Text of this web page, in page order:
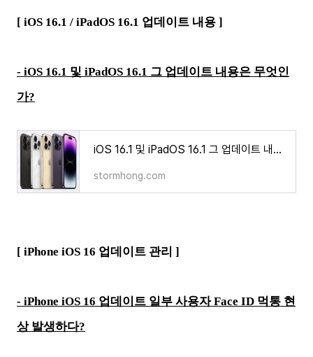
[ iOS 16.1 / iPadOS 16.1 업데이트 내용 ]
- iOS 16.1 및 iPadOS 16.1 그 업데이트 내용은 무엇인
가?
iOS 16.1 및 iPadOS 16.1 그 업데이트 내용은 무엇인가?
stormhong.com
[ iPhone iOS 16 업데이트 관리 ]
- iPhone iOS 16 업데이트 일부 사용자 Face ID 먹통 현
상 발생하다?